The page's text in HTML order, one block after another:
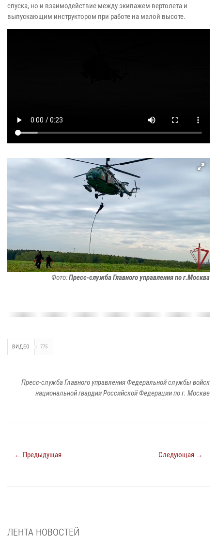
спуска, но и взаимодействие между экипажем вертолета и
выпускающим инструктором при работе на малой высоте.
Фото:Пресс-служба Главного управления по г.Москва
ВИДЕО 775
Пресс-служба Главного управления Федеральной службы войск
национальной гвардии Российской Федерации по г. Москве
← Предыдущая Следующая →
ЛЕНТА НОВОСТЕЙ